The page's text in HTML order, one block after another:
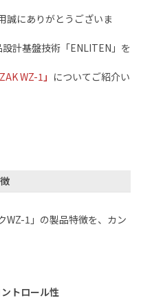
誠にありがとうございま
計基盤技術「ENLITEN 」を
WZ-1 」 についてご紹介い
WZ-1 」の製品特徴を、カン
トロール性